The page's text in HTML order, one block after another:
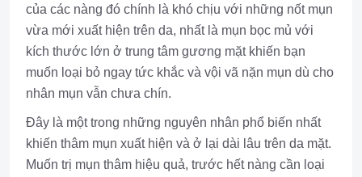
của các nàng đó chính là khó chịu với những nốt mụn
vừa mới xuất hiện trên da, nhất là mụn bọc mủ với
kích thước lớn ở trung tâm gương mặt khiến bạn
muốn loại bỏ ngay tức khắc và vội vã nặn mụn dù cho
nhân mụn vẫn chưa chín.
Đây là một trong những nguyên nhân phổ biến nhất
khiến thâm mụn xuất hiện và ở lại dài lâu trên da mặt.
Muốn trị mụn thâm hiệu quả, trước hết nàng cần loại